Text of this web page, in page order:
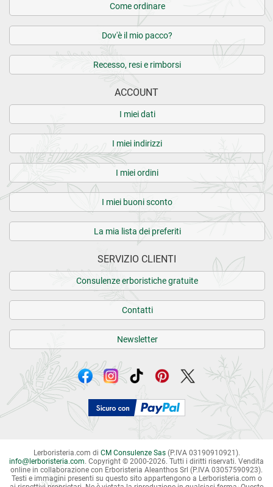
Come ordinare
Dov'è il mio pacco?
Recesso, resi e rimborsi
ACCOUNT
I miei dati
I miei indirizzi
I miei ordini
I miei buoni sconto
La mia lista dei preferiti
SERVIZIO CLIENTI
Consulenze erboristiche gratuite
Contatti
Newsletter
Lerboristeria.com di CM Consulenze Sas(P.IVA 03190910921).
info@lerboristeria.com. Copyright © 2000-2026. Tutti i diritti riservati. Vendita
online in collaborazione con Erboristeria Aleanthos Srl (P.IVA 03057590923).
Testi e immagini presenti su questo sito appartengono a Lerboristeria.com o